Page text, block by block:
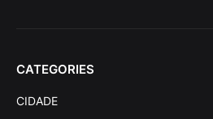
CATEGORIES
CIDADE